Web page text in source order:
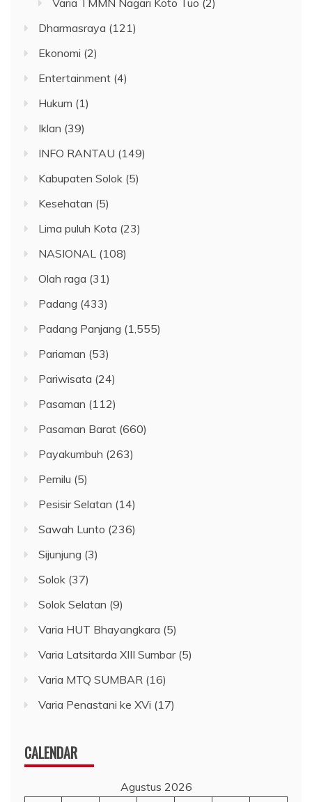
Varia TMMN Nagari Koto Tuo (2)
Dharmasraya (121)
Ekonomi (2)
Entertainment (4)
Hukum (1)
Iklan (39)
INFO RANTAU (149)
Kabupaten Solok (5)
Kesehatan (5)
Lima puluh Kota (23)
NASIONAL (108)
Olah raga (31)
Padang (433)
Padang Panjang (1,555)
Pariaman (53)
Pariwisata (24)
Pasaman (112)
Pasaman Barat (660)
Payakumbuh (263)
Pemilu (5)
Pesisir Selatan (14)
Sawah Lunto (236)
Sijunjung (3)
Solok (37)
Solok Selatan (9)
Varia HUT Bhayangkara (5)
Varia Latsitarda XIII Sumbar(5)
Varia MTQ SUMBAR (16)
Varia Penastani ke XVi (17)
CALENDAR
Agustus 2026